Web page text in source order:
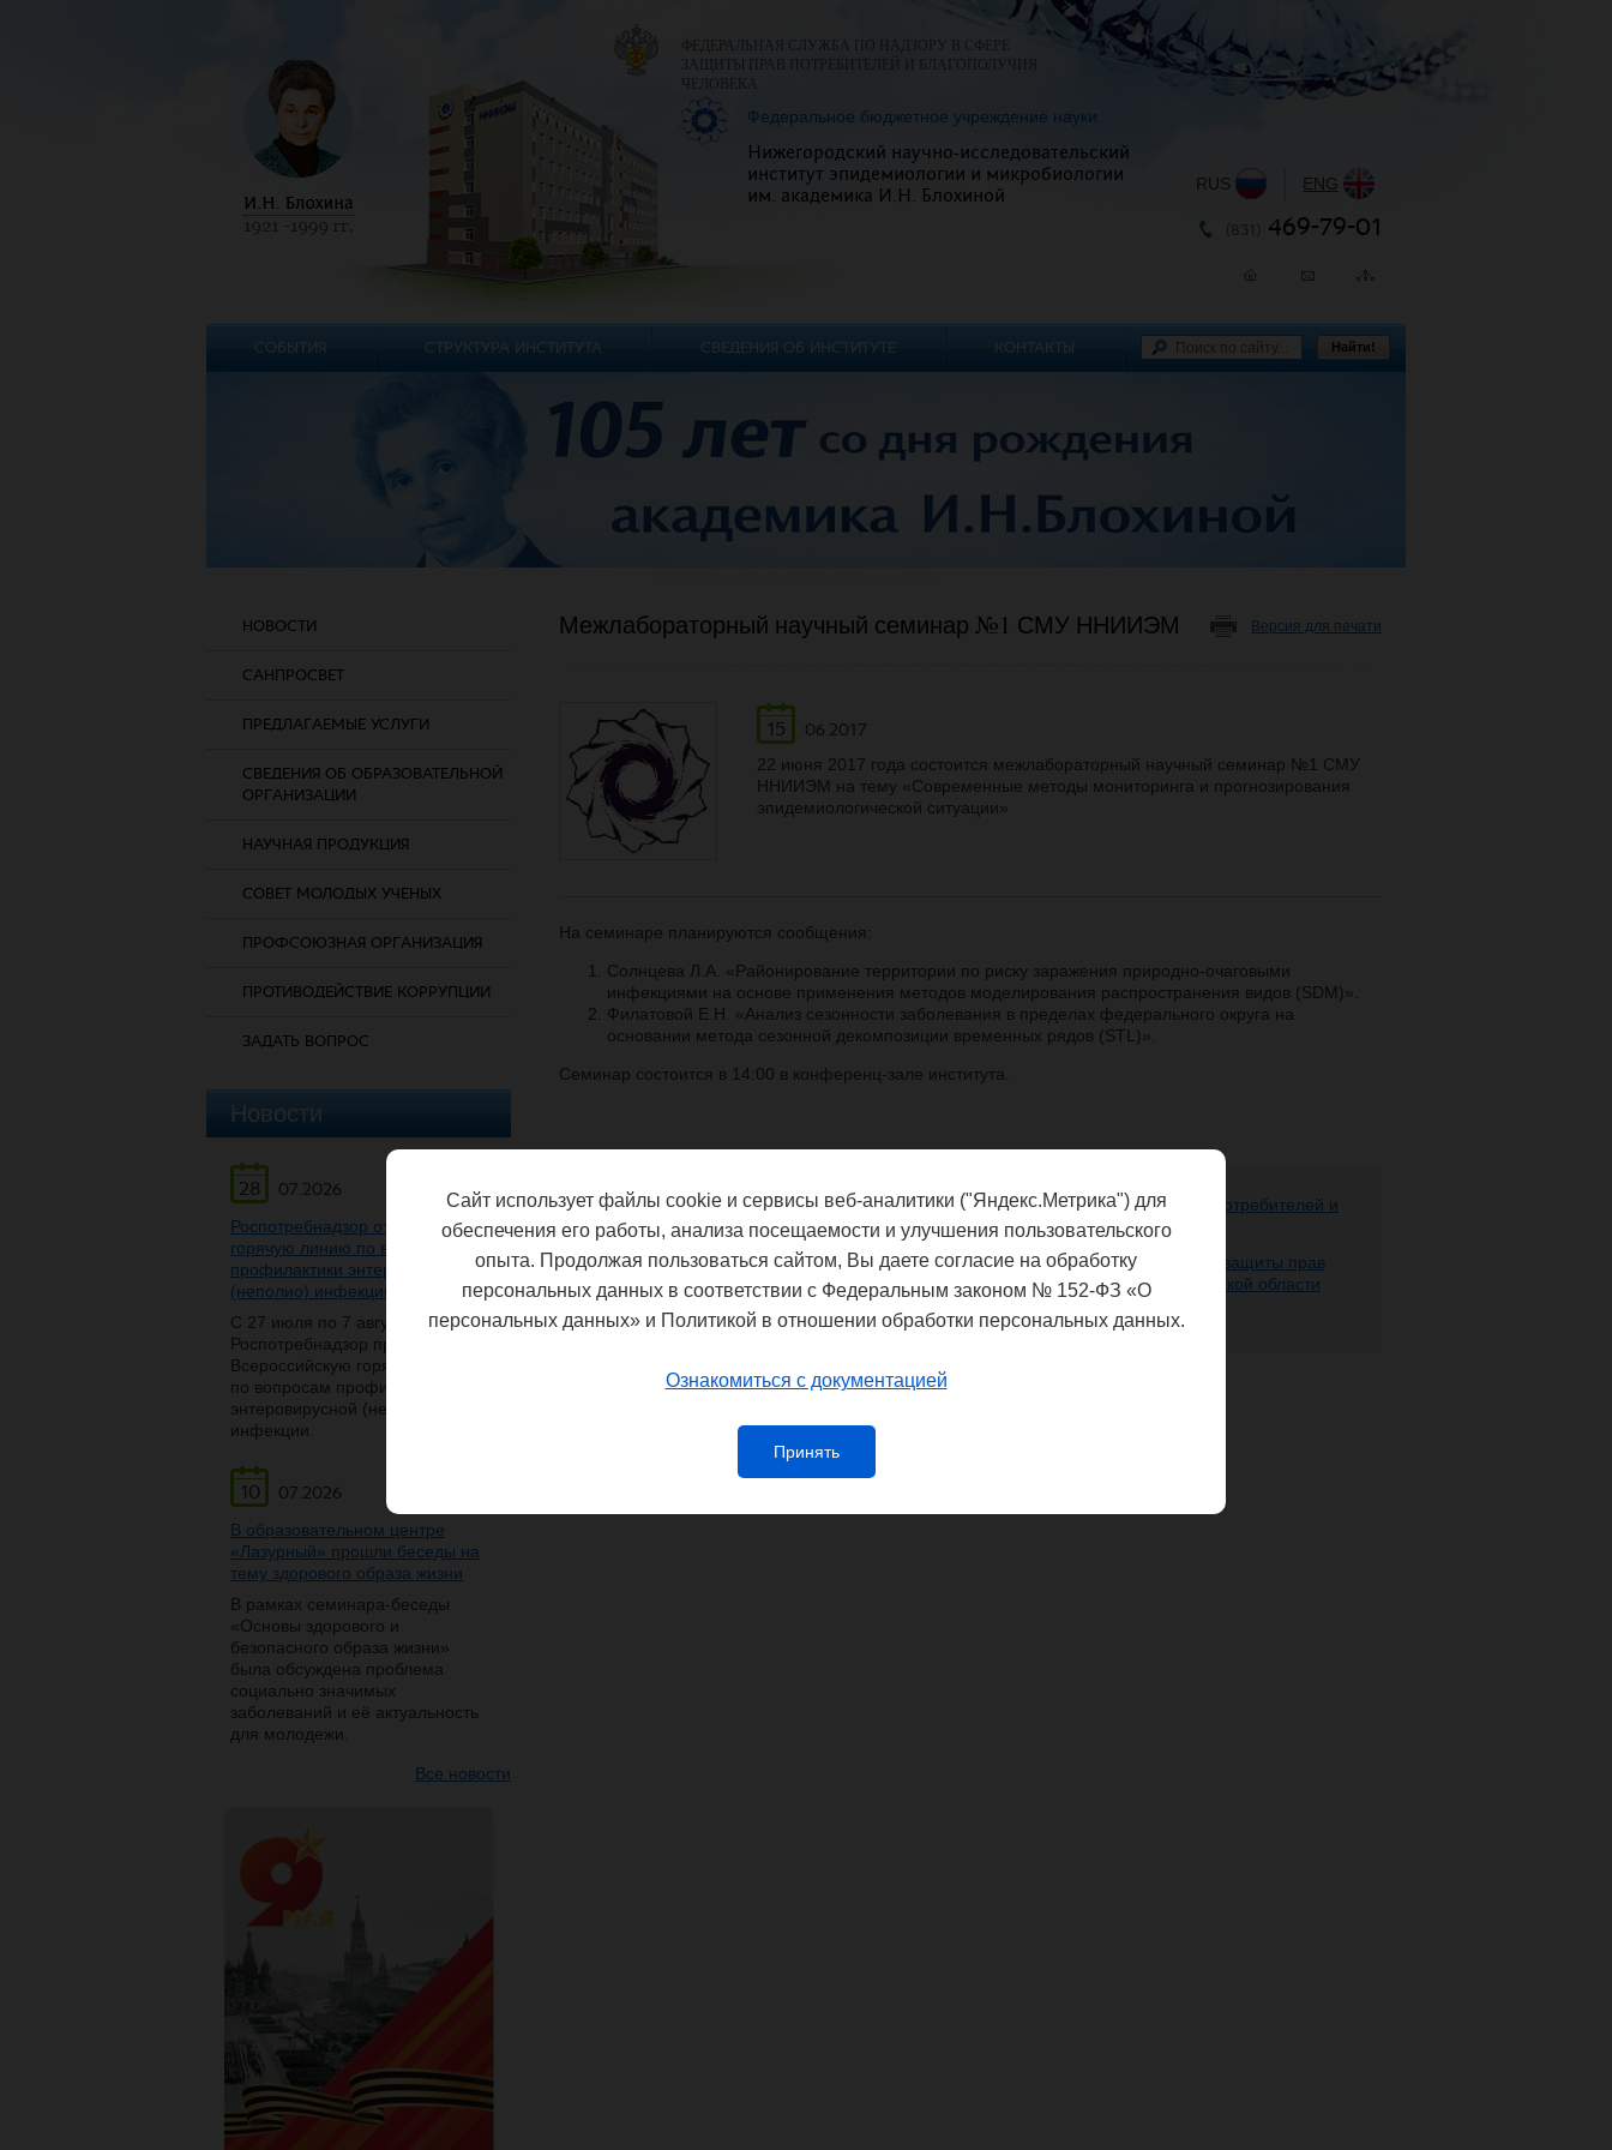
НОВОСТИ
САНПРОСВЕТ
ПРЕДЛАГАЕМЫЕ УСЛУГИ
СВЕДЕНИЯ ОБ ОБРАЗОВАТЕЛЬНОЙ
ОРГАНИЗАЦИИ
НАУЧНАЯ ПРОДУКЦИЯ
СОВЕТ МОЛОДЫХ УЧЕНЫХ
ПРОФСОЮЗНАЯ ОРГАНИЗАЦИЯ
ПРОТИВОДЕЙСТВИЕ КОРРУПЦИИ
ЗАДАТЬ ВОПРОС
Новости
28
07.2026
Роспотребнадзор открывает
горячую линию по вопросам
профилактики энтеровирусной
(неполио) инфекции
С 27 июля по 7 августа
Роспотребнадзор проведет
Всероссийскую горячую линию
по вопросам профилактики
энтеровирусной (неполио)
инфекции.
10
07.2026
В образовательном центре
«Лазурный» прошли беседы на
тему здорового образа жизни
В рамках семинара-беседы
«Основы здорового и
безопасного образа жизни»
была обсуждена проблема
социально значимых
заболеваний и её актуальность
для молодежи.
Все новости
Межлабораторный научный семинар №1 СМУ ННИИЭМ Версия для печати
15
06.2017
22 июня 2017 года состоится межлабораторный научный семинар №1 СМУ
ННИИЭМ на тему «Современные методы мониторинга и прогнозирования
эпидемиологической ситуации»
На семинаре планируются сообщения:
Солнцева Л.А. «Районирование территории по риску заражения природно-очаговыми
инфекциями на основе применения методов моделирования распространения видов (SDM)».
Филатовой Е.Н. «Анализ сезонности заболевания в пределах федерального округа на
основании метода сезонной декомпозиции временных рядов (STL)».
Семинар состоится в 14:00 в конференц-зале института.
Федеральная служба по надзору в сфере защиты прав потребителей и
благополучия человека
Управление Федеральной службы по надзору в сфере защиты прав
потребителей и благополучия человека по Нижегородской области
ФЕДЕРАЛЬНАЯ СЛУЖБА ПО НАДЗОРУ В СФЕРЕ
ЗАЩИТЫ ПРАВ ПОТРЕБИТЕЛЕЙ И БЛАГОПОЛУЧИЯ
ЧЕЛОВЕКА
Федеральное бюджетное учреждение науки
Нижегородский научно-исследовательский
институт эпидемиологии и микробиологии
им. академика И.Н. Блохиной
RUS ENG
469-79-01
СОБЫТИЯ СТРУКТУРА ИНСТИТУТА СВЕДЕНИЯ ОБ ИНСТИТУТЕ КОНТАКТЫ Найти!
Сайт использует файлы cookie и сервисы веб-аналитики ("Яндекс.Метрика") для
обеспечения его работы, анализа посещаемости и улучшения пользовательского
опыта. Продолжая пользоваться сайтом, Вы даете согласие на обработку
персональных данных в соответствии с Федеральным законом № 152-ФЗ «О
персональных данных» и Политикой в отношении обработки персональных данных.
Ознакомиться с документацией
Принять